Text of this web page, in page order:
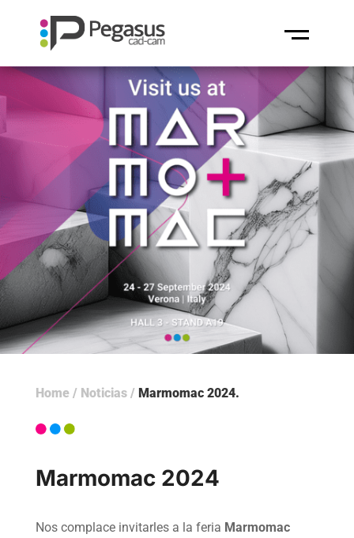
Home/ Noticias/ Marmomac 2024
Marmomac 2024
Nos complace invitarles a la feria Marmomac